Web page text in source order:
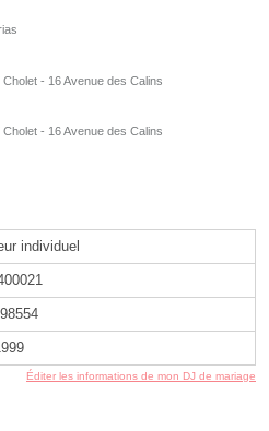
- 16 Avenue des Calins
- 16 Avenue des Calins
individuel
Éditer les informations de mon DJ de mariage